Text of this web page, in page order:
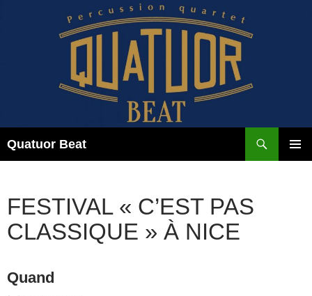
Quatuor Beat
FESTIVAL « C’EST PAS
CLASSIQUE » À NICE
Quand